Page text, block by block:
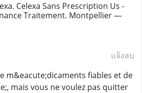
Celexa Sans Prescription Us -
Traitement. Montpellier —
แจ้งลบ
m&eacute;dicaments fiables et de
mais vous ne voulez pas quitter